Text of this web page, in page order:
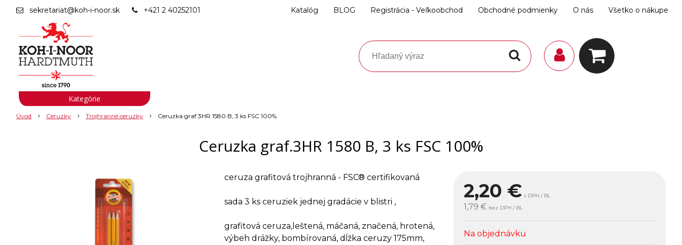
sekretariat@koh-i-noor.sk +421 2 40252101 Katalóg BLOG Registrácia - Veľkoobchod Obchodné podmienky O nás Všetko o nákupe
Úvod Ceruzky Trojhranné ceruzky Ceruzka graf.3HR 1580 B, 3 ks FSC 100%
Ceruzka graf.3HR 1580 B, 3 ks FSC 100%
2,20 € s DPH / BL
1,79 € bez DPH / BL
Na objednávku
ceruza grafitová trojhranná - FSC® certifikovaná
sada 3 ks ceruziek jednej gradácie v blistri ,
grafitová ceruza,leštená, máčaná, značená, hrotená,
výbeh drážky, bombírovaná, dĺžka ceruzy 175mm,
Kategórie